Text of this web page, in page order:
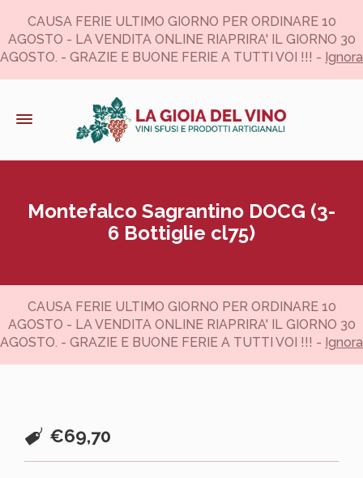
CAUSA FERIE ULTIMO GIORNO PER ORDINARE 10
AGOSTO - LA VENDITA ONLINE RIAPRIRA' IL GIORNO 30
AGOSTO. - GRAZIE E BUONE FERIE A TUTTI VOI !!! - Ignora
Montefalco Sagrantino DOCG (3-
6 Bottiglie cl75)
CAUSA FERIE ULTIMO GIORNO PER ORDINARE 10
AGOSTO - LA VENDITA ONLINE RIAPRIRA' IL GIORNO 30
AGOSTO. - GRAZIE E BUONE FERIE A TUTTI VOI !!! - Ignora
€69,70